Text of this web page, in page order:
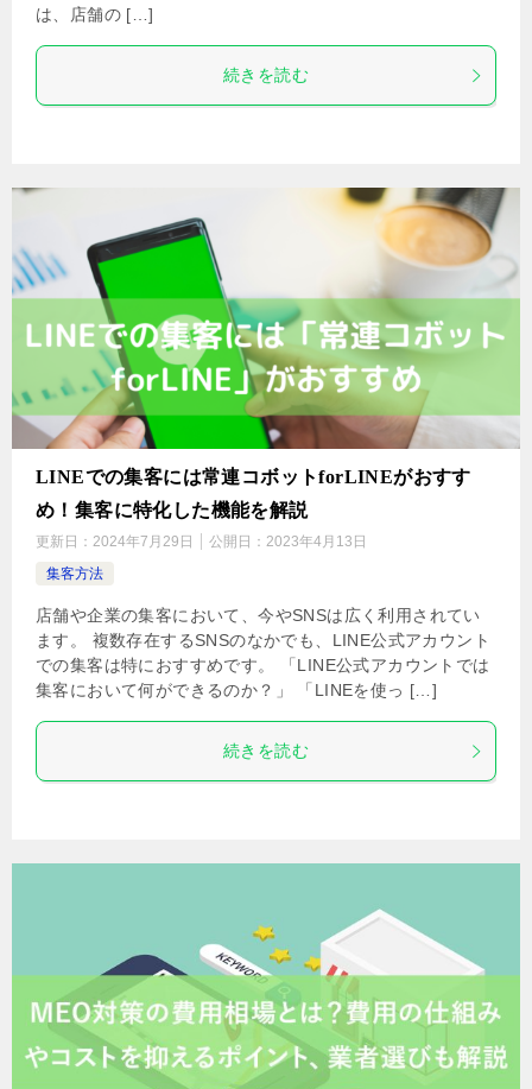
は、店舗の […]
続きを読む
LINEでの集客には常連コボットforLINEがおすす
め！集客に特化した機能を解説
更新日： 2024年7月29日 公開日： 2023年4月13日
集客方法
店舗や企業の集客において、今やSNSは広く利用されてい
ます。 複数存在するSNSのなかでも、LINE公式アカウント
での集客は特におすすめです。 「LINE公式アカウントでは
集客において何ができるのか？」 「LINEを使っ […]
続きを読む